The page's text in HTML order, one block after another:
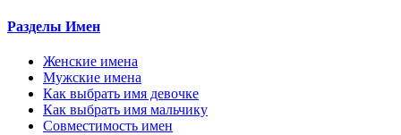
Разделы Имен
Женские имена
Мужские имена
Как выбрать имя девочке
Как выбрать имя мальчику
Совместимость имен